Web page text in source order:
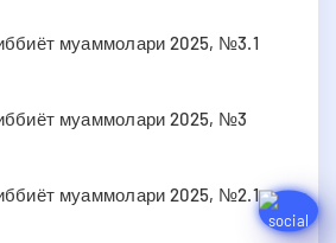
муаммолари 2025, №3.1
муаммолари 2025, №3
муаммолари 2025, №2.1